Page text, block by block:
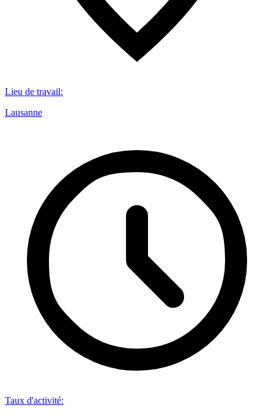
Lieu de travail:
Lausanne
Taux d'activité: